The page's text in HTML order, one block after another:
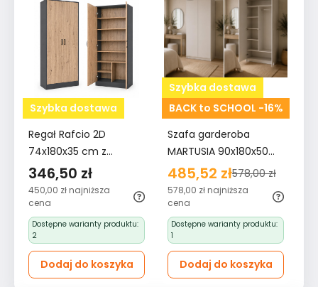
Szybka dostawa
Regał Rafcio 2D
74x180x35 cm z
półkami i drzwiami do
pokoju biura dąb
artisan antracyt
bestseller
346,50 zł
450,00 zł najniższa
cena
Dostępne warianty produktu:
2
Dodaj do koszyka
Szybka dostawa
BACK to SCHOOL -16%
Szafa garderoba
MARTUSIA 90x180x50
cm drzwi półki do
przedpokoju lub pokoju
biała bestseller
485,52 zł578,00 zł
578,00 zł najniższa
cena
Dostępne warianty produktu:
1
Dodaj do koszyka